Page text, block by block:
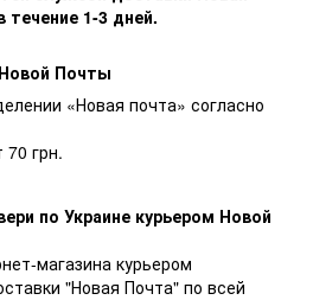
течение 1-3 дней.
Почты
«Новая почта» согласно
грн.
по Украине курьером Новой
магазина курьером
"Новая Почта" по всей